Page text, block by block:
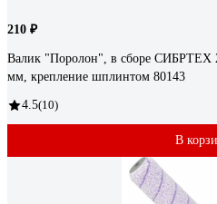
210 ₽
Валик "Поролон", в сборе СИБРТЕХ
мм, крепление шплинтом 80143
4.5(10)
В